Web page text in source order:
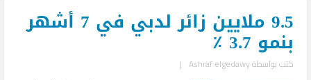
9.5 ملايين زائر لدبي في 7 أشهر
بنمو 3.7 ٪
كتب بواسطةAshraf elgedawy
|